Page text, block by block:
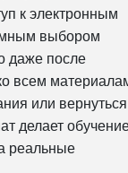
к электронным
выбором
даже после
всем
или вернуться
делает
реальные